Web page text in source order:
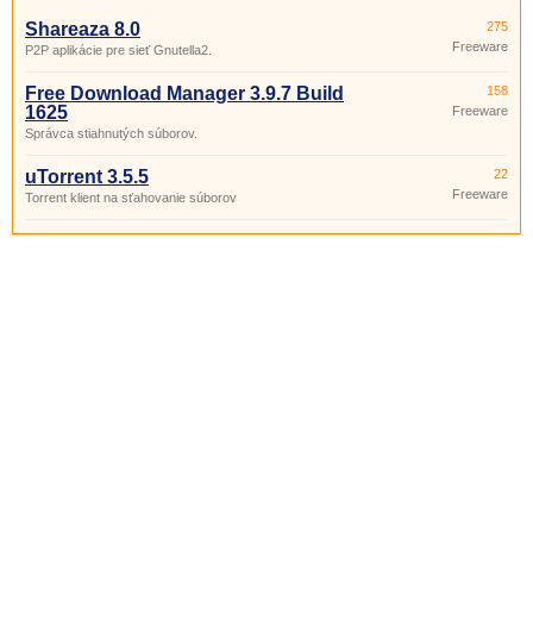
Shareaza 8.0
P2P aplikácie pre sieť Gnutella2.
275
Freeware
Free Download Manager 3.9.7 Build
1625
Správca stiahnutých súborov.
158
Freeware
uTorrent 3.5.5
Torrent klient na sťahovanie súborov
22
Freeware